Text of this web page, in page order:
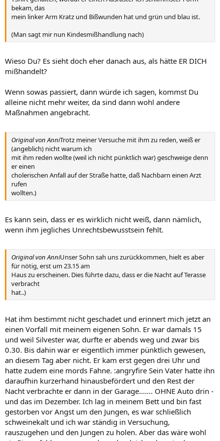
bekam, das
mein linker Arm Kratz und Bißwunden hat und grün und blau ist.
(Man sagt mir nun Kindesmißhandlung nach)
Wieso Du? Es sieht doch eher danach aus, als hätte ER DICH
mißhandelt?
Wenn sowas passiert, dann würde ich sagen, kommst Du
alleine nicht mehr weiter, da sind dann wohl andere
Maßnahmen angebracht.
Original von AnniTrotz meiner Versuche mit ihm zu reden, weiß er
(angeblich) nicht warum ich
mit ihm reden wollte (weil ich nicht pünktlich war) geschweige denn
er einen
cholerischen Anfall auf der Straße hatte, daß Nachbarn einen Arzt
rufen
wollten.)
Es kann sein, dass er es wirklich nicht weiß, dann nämlich,
wenn ihm jegliches Unrechtsbewusstsein fehlt.
Original von AnniUnser Sohn sah uns zurückkommen, hielt es aber
für nötig, erst um 23.15 am
Haus zu erscheinen. Dies führte dazu, dass er die Nacht auf Terasse
verbracht
hat..)
Hat ihm bestimmt nicht geschadet und erinnert mich jetzt an
einen Vorfall mit meinem eigenen Sohn. Er war damals 15
und weil Silvester war, durfte er abends weg und zwar bis
0.30. Bis dahin war er eigentlich immer pünktlich gewesen,
an diesem Tag aber nicht. Er kam erst gegen drei Uhr und
hatte zudem eine mords Fahne. :angryfire Sein Vater hatte ihn
daraufhin kurzerhand hinausbefördert und den Rest der
Nacht verbrachte er dann in der Garage....... OHNE Auto drin -
und das im Dezember. Ich lag in meinem Bett und bin fast
gestorben vor Angst um den Jungen, es war schließlich
schweinekalt und ich war ständig in Versuchung,
rauszugehen und den Jungen zu holen. Aber das wäre wohl